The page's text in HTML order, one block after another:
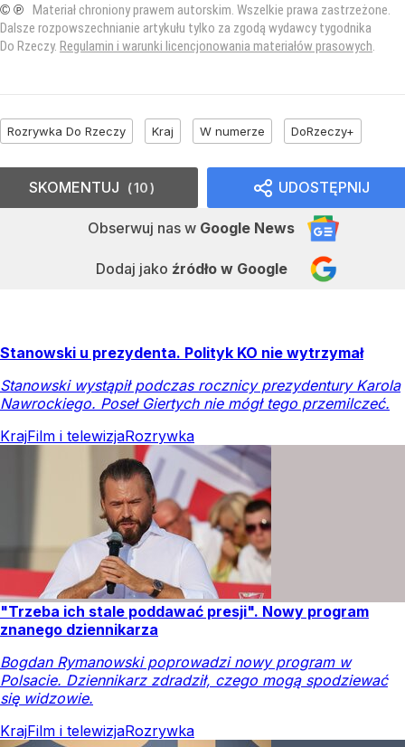
© ℗ Materiał chroniony prawem autorskim. Wszelkie prawa zastrzeżone.
Dalsze rozpowszechnianie artykułu tylko za zgodą wydawcy tygodnika
Do Rzeczy. Regulamin i warunki licencjonowania materiałów prasowych.
Rozrywka Do Rzeczy Kraj W numerze DoRzeczy+
UDOSTĘPNIJ
Obserwuj nas w Google News
Dodaj jako źródło w Google
SKOMENTUJ 10
Stanowski u prezydenta. Polityk KO nie wytrzymał
Stanowski wystąpił podczas rocznicy prezydentury Karola
Nawrockiego. Poseł Giertych nie mógł tego przemilczeć.
KrajFilm i telewizjaRozrywka
"Trzeba ich stale poddawać presji". Nowy program
znanego dziennikarza
Bogdan Rymanowski poprowadzi nowy program w
Polsacie. Dziennikarz zdradził, czego mogą spodziewać
się widzowie.
KrajFilm i telewizjaRozrywka